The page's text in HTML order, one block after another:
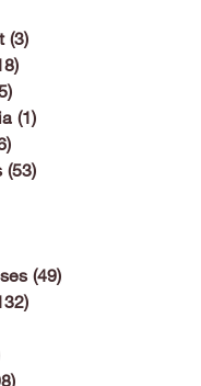
(3)
(1)
(53)
(49)